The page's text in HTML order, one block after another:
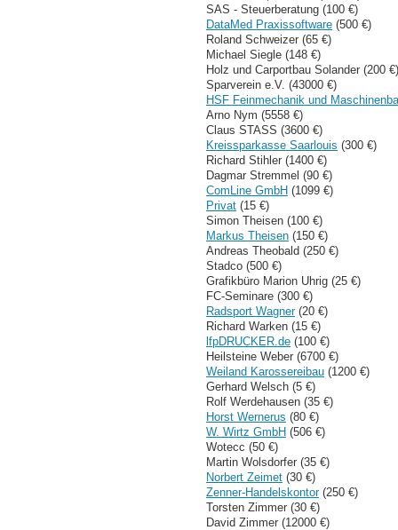
SAS - Steuerberatung (100 €)
DataMed Praxissoftware (500 €)
Roland Schweizer (65 €)
Michael Siegle (148 €)
Holz und Carportbau Solander (200 €)
Sparverein e.V. (43000 €)
HSF Feinmechanik und
Arno Nym (5558 €)
Claus STASS (3600 €)
Kreissparkasse Saarlouis (300 €)
Richard Stihler (1400 €)
Dagmar Stremmel (90 €)
ComLine GmbH (1099 €)
Privat (15 €)
Simon Theisen (100 €)
Markus Theisen (150 €)
Andreas Theobald (250 €)
Stadco (500 €)
Grafikbüro Marion Uhrig (25 €)
FC-Seminare (300 €)
Radsport Wagner(20 €)
Richard Warken (15 €)
lfpDRUCKER.de (100 €)
Heilsteine Weber (6700 €)
Weiland Karossereibau (1200 €)
Gerhard Welsch (5 €)
Rolf Werdehausen (35 €)
Horst Wernerus (80 €)
W. Wirtz GmbH (506 €)
Wotecc (50 €)
Martin Wolsdorfer (35 €)
Norbert Zeimet (30 €)
Zenner-Handelskontor(250 €)
Torsten Zimmer (30 €)
David Zimmer (12000 €)